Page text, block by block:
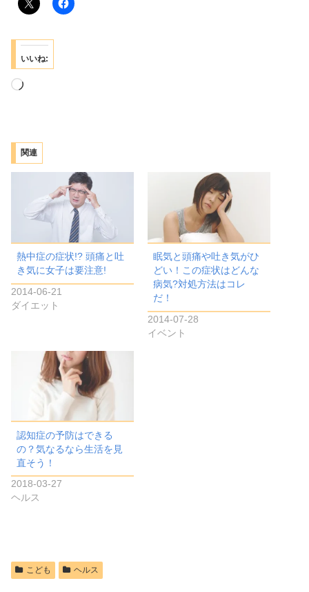
いいね:
読
み
中…
関連
熱中症の症状!? 頭痛と吐
き気に女子は要注意!
2014-06-21
ダイエット
眠気と頭痛や吐き気がひ
どい！この症状はどんな
病気?対処方法はコレ
だ！
2014-07-28
イベント
認知症の予防はできる
の？気なるなら生活を見
直そう！
2018-03-27
ヘルス
こども ヘルス